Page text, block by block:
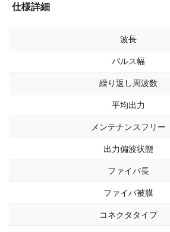
仕様詳細
波長
パルス幅
繰り返し周波数
平均出力
メンテナンスフリー
出力偏波状態
ファイバ長
ファイバ被膜
コネクタタイプ